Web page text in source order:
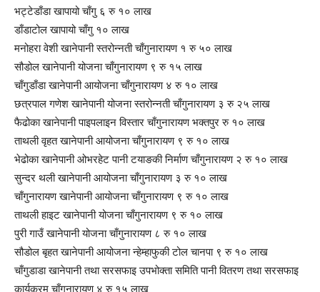
भट्टेडाँडा खापायो चाँगु ६ रु १० लाख
डाँडाटोल खापायो चाँगु १० लाख
मनोहरा वेशी खानेपानी स्तरोन्नती चाँगुनारायण १ रु ५० लाख
सौडोल खानेपानी योजना चाँगुनारायण ९ रु १५ लाख
चाँगुडाँडा खानेपानी आयोजना चाँगुनारायण ४ रु १० लाख
छत्रपाल गणेश खानेपानी योजना स्तरोन्नती चाँगुनारायण ३ रु २५ लाख
फैढोका खानेपानी पाइपलाइन विस्तार चाँगुनारायण भक्तपुर रु १० लाख
ताथली वृहत खानेपानी आयोजना चाँगुनारायण ९ रु १० लाख
भेढोका खानेपानी ओभरहेट पानी टयाङकी निर्माण चाँगुनारायण २ रु १० लाख
सुन्दर थली खानेपानी आयोजना चाँगुनारायण ३ रु १० लाख
चाँगुनारायण खानेपानी आयोजना चाँगुनारायण ९ रु १० लाख
ताथली हाइट खानेपानी योजना चाँगुनारायण ९ रु १० लाख
पुरी गाउँ खानेपानी योजना चाँगुनारायण ८ रु १० लाख
सौडोल बृहत खानेपानी आयोजना न्हेम्हाफुकी टोल चानपा ९ रु १० लाख
चाँगुडाडा खानेपानी तथा सरसफाइ उपभोक्ता समिति पानी वितरण तथा सरसफाइ
कार्यक्रम चाँगुनारायण ४ रु १५ लाख